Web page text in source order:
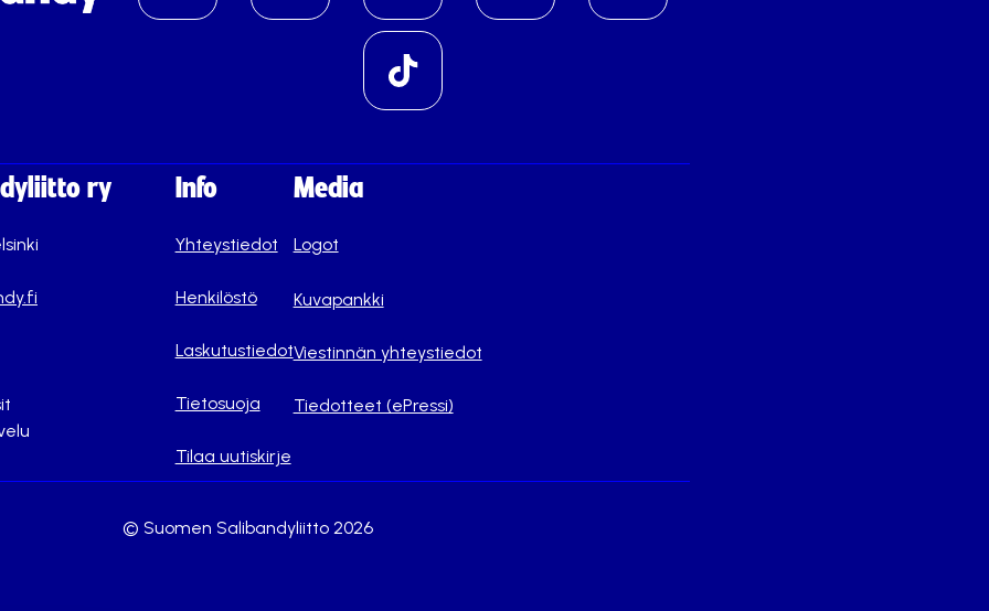
ry Info
Yhteystiedot
Henkilöstö
Laskutustiedot
Tietosuoja
Tilaa uutiskirje
Media
Logot
Kuvapankki
Viestinnän yhteystiedot
Tiedotteet (ePressi)
© Suomen Salibandyliitto 2026